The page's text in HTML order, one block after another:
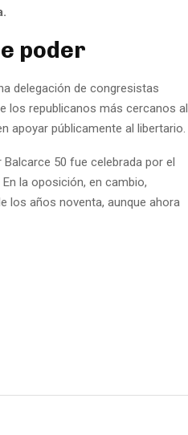
poder
delegación de congresistas
los republicanos más cercanos al
apoyar públicamente al libertario.
50 fue celebrada por el
la oposición, en cambio,
los años noventa, aunque ahora